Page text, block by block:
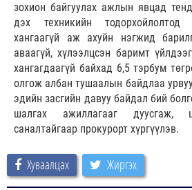
зохион байгуулах ажлын явцад
дэх техникийн тодорхойлолтод
хангаагүй аж ахуйн нэгжид
аваагүй, хүлээлцсэн баримт
хангагдаагүй байхад 6,5 тэрбум
олгож албан тушаалын байдлаа
эдийн засгийн давуу байдал бий
шалгах ажиллагааг дуусгаж,
саналтайгаар прокурорт хүргүүлэв.
Хуваалцах Жиргэх